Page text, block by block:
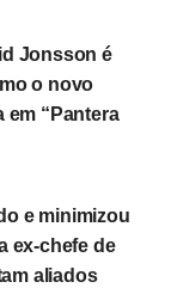
Jonsson é
o novo
em “Pantera
e minimizou
ex-chefe de
aliados